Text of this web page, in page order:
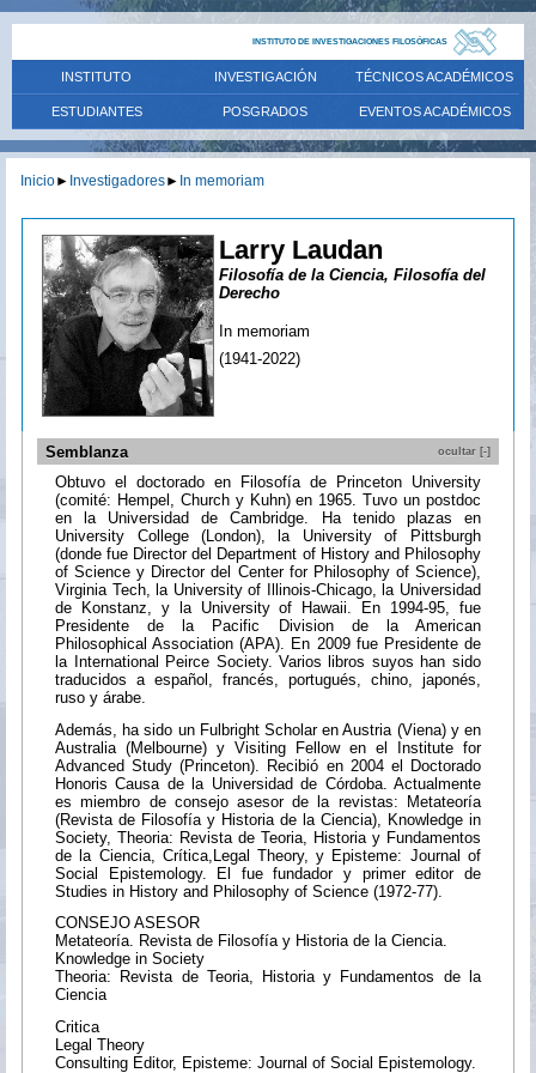
INSTITUTO DE INVESTIGACIONES FILOSÓFICAS
INSTITUTO INVESTIGACIÓN TÉCNICOS ACADÉMICOS
ESTUDIANTES POSGRADOS EVENTOS ACADÉMICOS
Inicio► Investigadores► In memoriam
Larry Laudan
Filosofía de la Ciencia, Filosofía del
Derecho
In memoriam
(1941-2022)
Semblanza ocultar [-]
Obtuvo el doctorado en Filosofía de Princeton University
(comité: Hempel, Church y Kuhn) en 1965. Tuvo un postdoc
en la Universidad de Cambridge. Ha tenido plazas en
University College (London), la University of Pittsburgh
(donde fue Director del Department of History and Philosophy
of Science y Director del Center for Philosophy of Science),
Virginia Tech, la University of Illinois-Chicago, la Universidad
de Konstanz, y la University of Hawaii. En 1994-95, fue
Presidente de la Pacific Division de la American
Philosophical Association (APA). En 2009 fue Presidente de
la International Peirce Society. Varios libros suyos han sido
traducidos a español, francés, portugués, chino, japonés,
ruso y árabe.
Además, ha sido un Fulbright Scholar en Austria (Viena) y en
Australia (Melbourne) y Visiting Fellow en el Institute for
Advanced Study (Princeton). Recibió en 2004 el Doctorado
Honoris Causa de la Universidad de Córdoba. Actualmente
es miembro de consejo asesor de la revistas: Metateoría
(Revista de Filosofía y Historia de la Ciencia), Knowledge in
Society, Theoria: Revista de Teoria, Historia y Fundamentos
de la Ciencia, Crítica,Legal Theory, y Episteme: Journal of
Social Epistemology. El fue fundador y primer editor de
Studies in History and Philosophy of Science (1972-77).
CONSEJO ASESOR
Metateoría. Revista de Filosofía y Historia de la Ciencia.
Knowledge in Society
Theoria: Revista de Teoria, Historia y Fundamentos de la
Ciencia
Critica
Legal Theory
Consulting Editor, Episteme: Journal of Social Epistemology.